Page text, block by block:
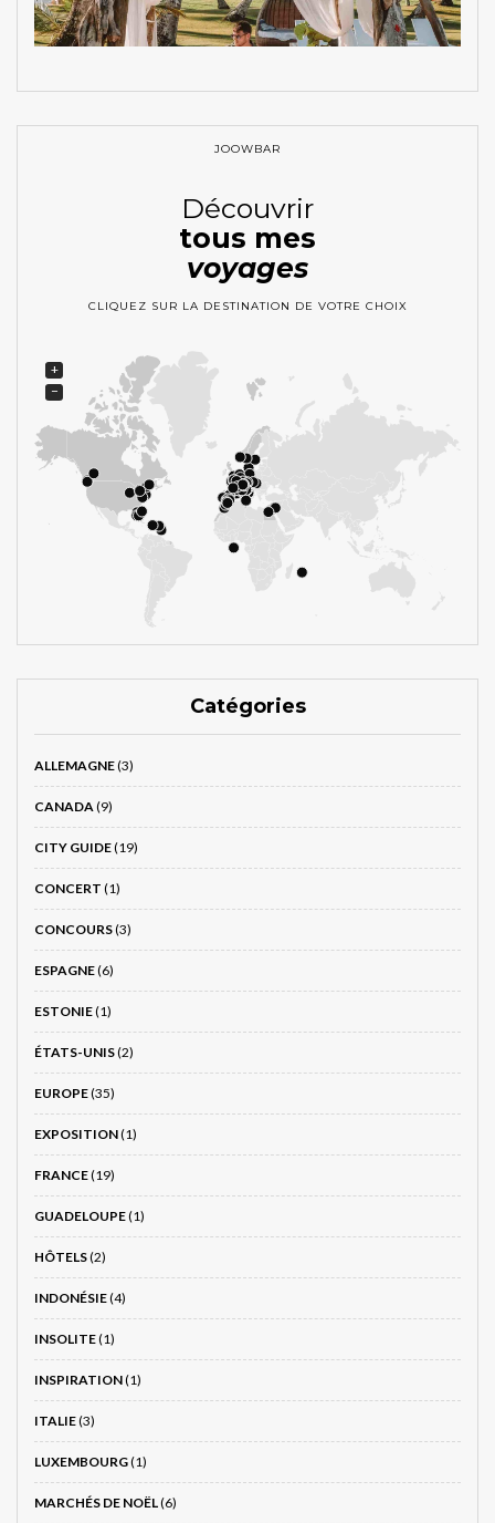
JOOWBAR
Découvrir
tous mes
voyages
CLIQUEZ SUR LA DESTINATION DE VOTRE CHOIX
+
−
Catégories
ALLEMAGNE(3)
CANADA (9)
CITY GUIDE(19)
CONCERT (1)
CONCOURS(3)
ESPAGNE(6)
ESTONIE(1)
ÉTATS-UNIS(2)
EUROPE(35)
EXPOSITION(1)
FRANCE(19)
GUADELOUPE(1)
HÔTELS(2)
INDONÉSIE(4)
INSOLITE(1)
INSPIRATION(1)
ITALIE(3)
LUXEMBOURG(1)
MARCHÉS DE NOËL(6)